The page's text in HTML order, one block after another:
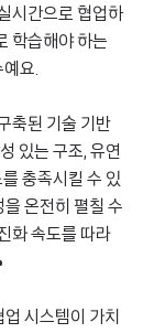
시간으로 협업하
학습해야 하는
요.
축된 기술 기반
있는 구조, 유연
충족시킬 수 있
온전히 펼칠 수
화 속도를 따라
시스템이 가치